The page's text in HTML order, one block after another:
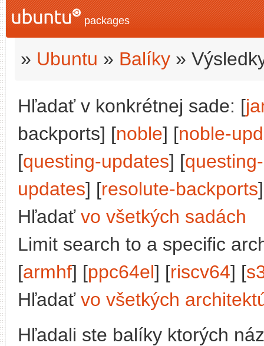
packages
» Ubuntu » Balíky »
Hľadať v konkrétnej sade: [
backports] [noble] [noble-
[questing-updates] [
updates] [resolute-backports
Hľadať vo všetkých sadách
Limit search to a specific
[armhf] [ppc64el] [riscv64] [
Hľadať vo všetkých
Hľadali ste balíky ktorých